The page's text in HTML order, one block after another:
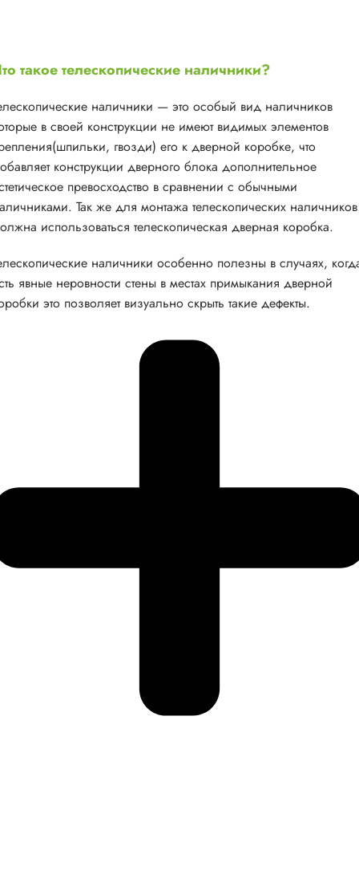
такое телескопические наличники?
наличники — это особый вид наличников
в своей конструкции не имеют видимых элементов
гвозди) его к дверной коробке, что
конструкции дверного блока дополнительное
превосходство в сравнении с обычными
Так же для монтажа телескопических наличников
использоваться телескопическая дверная коробка.
наличники особенно полезны в случаях,
явные неровности стены в местах примыкания дверной
это позволяет визуально скрыть такие дефекты.